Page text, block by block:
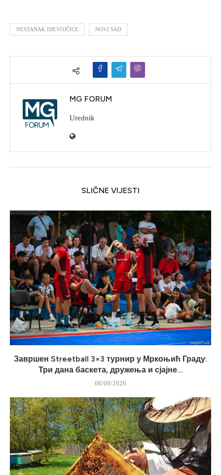
NESTANAK DJEVOJČICE NOVI SAD
MG FORUM
Urednik
SLIČNE VIJESTI
Завршен Streetball 3×3 турнир у Мркоњић Граду:
Три дана баскета, дружења и сјајне...
06/08/2026